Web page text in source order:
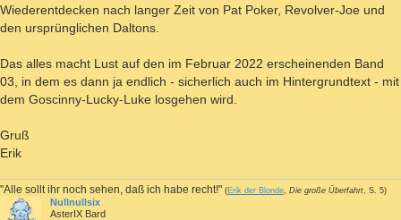
Wiederentdecken nach langer Zeit von Pat Poker, Revolver-Joe und
den ursprünglichen Daltons.
Das alles macht Lust auf den im Februar 2022 erscheinenden Band
03, in dem es dann ja endlich - sicherlich auch im Hintergrundtext - mit
dem Goscinny-Lucky-Luke losgehen wird.
Gruß
Erik
"Alle sollt ihr noch sehen, daß ich habe recht!" (Erik der Blonde Die große Überfahrt , S. 5)
Nullnullsix
AsterIX Bard